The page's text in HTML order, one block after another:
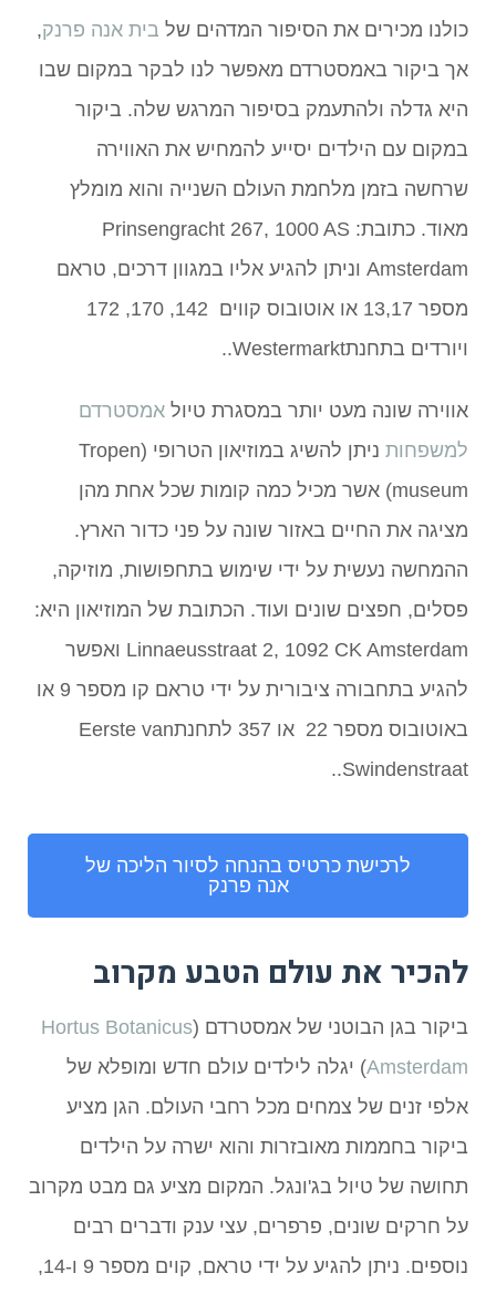
כולנו מכירים את הסיפור המדהים של בית אנה פרנק,
אך ביקור באמסטרדם מאפשר לנו לבקר במקום שבו
היא גדלה ולהתעמק בסיפור המרגש שלה. ביקור
במקום עם הילדים יסייע להמחיש את האווירה
שרחשה בזמן מלחמת העולם השנייה והוא מומלץ
מאוד. כתובת: Prinsengracht 267, 1000 AS
Amsterdam וניתן להגיע אליו במגוון דרכים, טראם
מספר 13,17 או אוטובוס קווים 142, 170, 172
ויורדים בתחנתWestermarkt..
אווירה שונה מעט יותר במסגרת טיול אמסטרדם
למשפחות
ניתן להשיג במוזיאון הטרופי (Tropen
museum) אשר מכיל כמה קומות שכל אחת מהן
מציגה את החיים באזור שונה על פני כדור הארץ.
ההמחשה נעשית על ידי שימוש בתחפושות, מוזיקה,
פסלים, חפצים שונים ועוד. הכתובת של המוזיאון היא:
Linnaeusstraat 2, 1092 CK Amsterdam ואפשר
להגיע בתחבורה ציבורית על ידי טראם קו מספר 9 או
באוטובוס מספר 22 או 357 לתחנתEerste van
Swindenstraat..
לרכישת כרטיס בהנחה לסיור הליכה של
אנה פרנק
להכיר את עולם הטבע מקרוב
ביקור בגן הבוטני של אמסטרדם (Hortus Botanicus
Amsterdam) יגלה לילדים עולם חדש ומופלא של
אלפי זנים של צמחים מכל רחבי העולם. הגן מציע
ביקור בחממות מאובזרות והוא ישרה על הילדים
תחושה של טיול בג'ונגל. המקום מציע גם מבט מקרוב
על חרקים שונים, פרפרים, עצי ענק ודברים רבים
נוספים. ניתן להגיע על ידי טראם, קוים מספר 9 ו-14,